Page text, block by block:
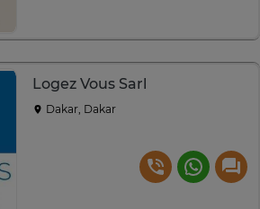
Logez Vous Sarl
Dakar, Dakar